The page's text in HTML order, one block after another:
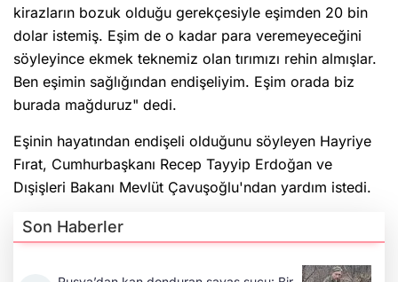
kirazların bozuk olduğu gerekçesiyle eşimden 20 bin
dolar istemiş. Eşim de o kadar para veremeyeceğini
söyleyince ekmek teknemiz olan tırımızı rehin almışlar.
Ben eşimin sağlığından endişeliyim. Eşim orada biz
burada mağduruz" dedi.
Eşinin hayatından endişeli olduğunu söyleyen Hayriye
Fırat, Cumhurbaşkanı Recep Tayyip Erdoğan ve
Dışişleri Bakanı Mevlüt Çavuşoğlu'ndan yardım istedi.
Son Haberler